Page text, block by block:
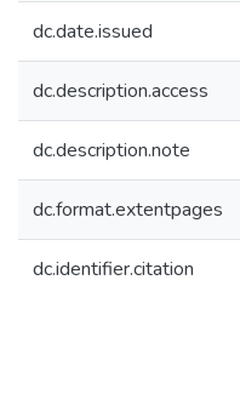
dc.date.issued
dc.description.access
dc.description.note
dc.format.extentpages
dc.identifier.citation